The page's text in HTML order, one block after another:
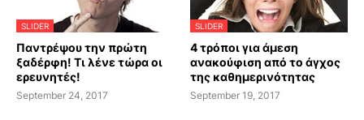
SLIDER
Παντρέψου την πρώτη
ξαδέρφη! Τι λένε τώρα οι
ερευνητές!
September 24, 2017
SLIDER
4 τρόποι για άμεση
ανακούφιση από το άγχος
της καθημερινότητας
September 19, 2017